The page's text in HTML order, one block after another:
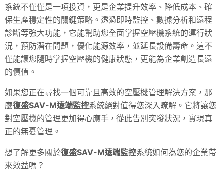
系統不僅僅是一項投資，更是企業提升效率、降低成本、確
保生產穩定性的關鍵策略。透過即時監控、數據分析和遠程
診斷等強大功能，它能幫助您全面掌握空壓機系統的運行狀
況，預防潛在問題，優化能源效率，並延長設備壽命。這不
僅能讓您隨時掌握空壓機的健康狀態，更能為企業創造長遠
的價值。
如果您正在尋找一個可靠且高效的空壓機管理解決方案，那
麼復盛SAV-M遠端監控系統絕對值得您深入瞭解。它將讓您
對空壓機的管理更加得心應手，從此告別突發狀況，實現真
正的無憂管理。
想了解更多關於復盛SAV-M遠端監控系統如何為您的企業帶
來效益嗎？